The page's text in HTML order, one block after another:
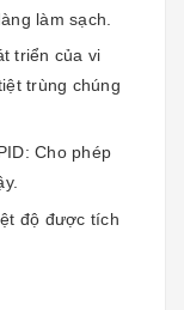
làm sạch.
triển của vi
trùng chúng
Cho phép
độ được tích